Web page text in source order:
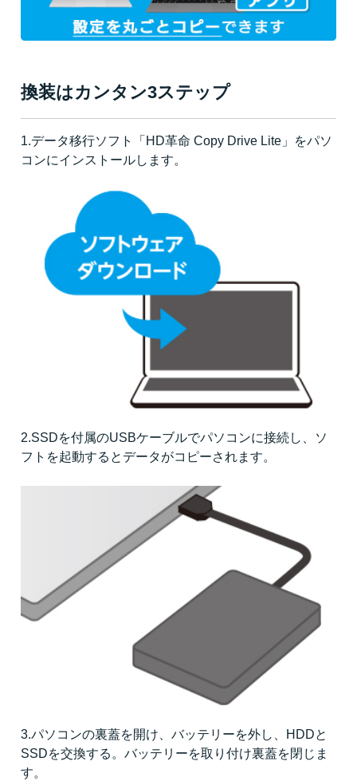
換装はカンタン3ステップ
1.データ移行ソフト「HD革命 Copy Drive Lite」をパソ
コンにインストールします。
2.SSDを付属のUSBケーブルでパソコンに接続し、ソ
フトを起動するとデータがコピーされます。
3.パソコンの裏蓋を開け、バッテリーを外し、HDDと
SSDを交換する。バッテリーを取り付け裏蓋を閉じま
す。